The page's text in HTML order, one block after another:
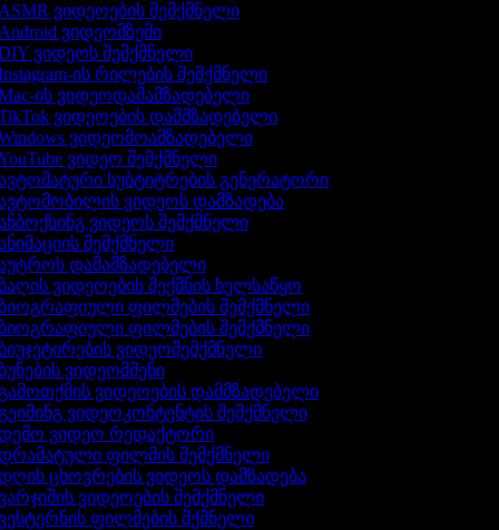
ვიდეოების შემქმნელი
ვიდეომზემი
ვიდეოს შემქმნელი
ის რილების შემქმნელი
ის ვიდეოდამამზადებელი
ვიდეოების დამმზადებელი
ვიდეომოამზადებელი
ვიდეო შემქმნელი
სუბტიტრების გენერატორი
ვიდეოს დამზადება
ვიდეოს შემქმნელი
შემქმნელი
დამამზადებელი
ვიდეოების შექმნის ხელსაწყო
ფილმების შემქმნელი
ფილმების შემქმნელი
ვიდეოშემქმნელი
ვიდეომშენი
ვიდეოების დამმზადებელი
ვიდეოკონტენტის შემქმნელი
ვიდეო რედაქტორი
ფილმის შემქმნელი
ცხოვრების ვიდეოს დამზადება
ვიდეოების შემქმნელი
ფილმების მქმნელი